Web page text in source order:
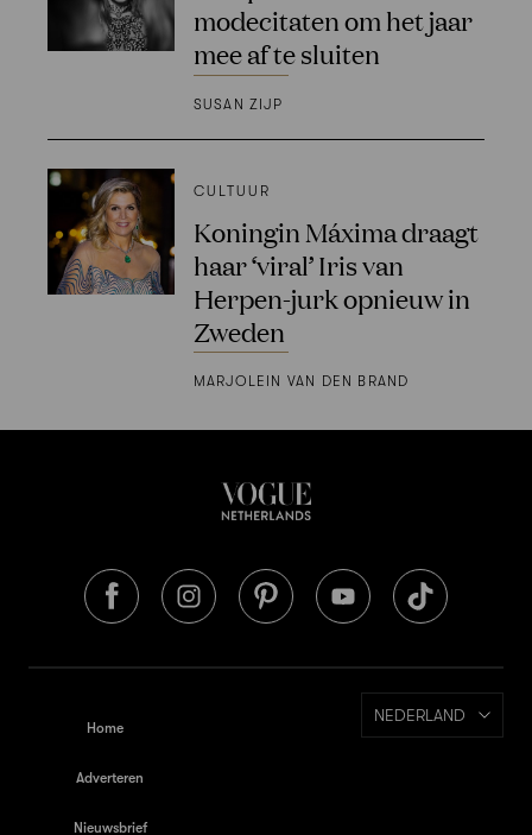
modecitaten om het jaar
mee af te sluiten
SUSAN ZIJP
CULTUUR
Koningin Máxima draagt
haar ‘viral’ Iris van
Herpen-jurk opnieuw in
Zweden
MARJOLEIN VAN DEN BRAND
Home
Adverteren
Nieuwsbrief
NEDERLAND